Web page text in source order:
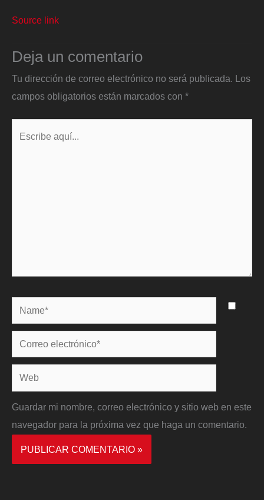
Source link
Deja un comentario
Tu dirección de correo electrónico no será publicada. Los
campos obligatorios están marcados con *
Name*
Correo
electrónico*
Web
Guardar mi nombre, correo electrónico y sitio web en este
navegador para la próxima vez que haga un comentario.